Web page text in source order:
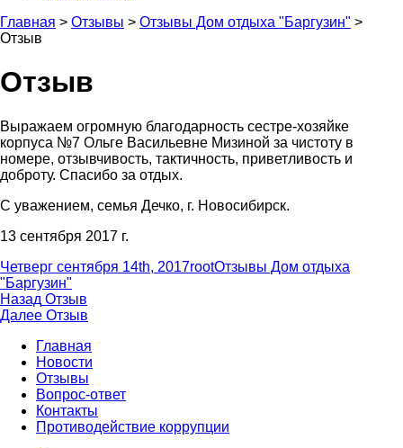
Главная > Отзывы > Отзывы Дом отдыха "Баргузин" >
Отзыв
Отзыв
Выражаем огромную благодарность сестре-хозяйке
корпуса №7 Ольге Васильевне Мизиной за чистоту в
номере, отзывчивость, тактичность, приветливость и
доброту. Спасибо за отдых.
С уважением, семья Дечко, г. Новосибирск.
13 сентября 2017 г.
Опубликовано
Четверг сентября 14th, 2017Автор
rootРубрики
Отзывы Дом отдыха
"Баргузин"
Навигация
по
записям
Назад Предыдущая
запись:
Отзыв
Далее Следующая
Отзыв
Главная
Новости
Отзывы
Вопрос-ответ
Контакты
Противодействие коррупции